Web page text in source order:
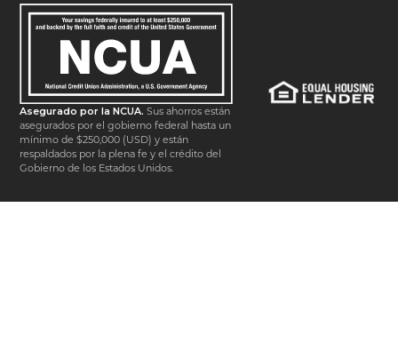
Asegurado por la NCUA. Sus ahorros están
asegurados por el gobierno federal hasta un
mínimo de $250,000 (USD) y están
respaldados por la plena fe y el crédito del
Gobierno de los Estados Unidos.